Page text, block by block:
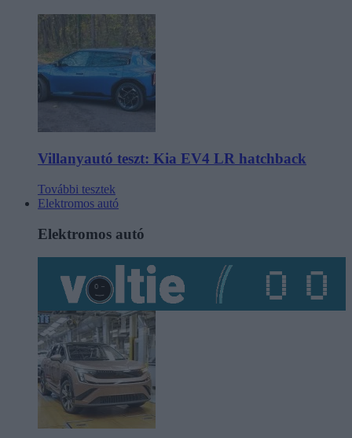
Villanyautó teszt: Kia EV4 LR hatchback
További tesztek
Elektromos autó
Elektromos autó